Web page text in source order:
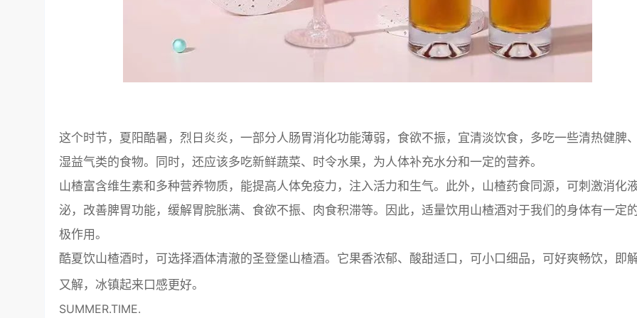
这个时节，夏阳酷暑，烈日炎炎，一部分人肠胃消化功能薄弱，食欲不振，宜清淡饮食，多吃一些清热健脾
湿益气类的食物。同时，还应该多吃新鲜蔬菜、时令水果，为人体补充水分和一定的营养。
山楂富含维生素和多种营养物质，能提高人体免疫力，注入活力和生气。此外，山楂药食同源，可刺激消化
泌，改善脾胃功能，缓解胃脘胀满、食欲不振、肉食积滞等。因此，适量饮用山楂酒对于我们的身体有一定
极作用。
酷夏饮山楂酒时，可选择酒体清澈的圣登堡山楂酒。它果香浓郁、酸甜适口，可小口细品，可好爽畅饮，即
又解，冰镇起来口感更好。
SUMMER.TIME.